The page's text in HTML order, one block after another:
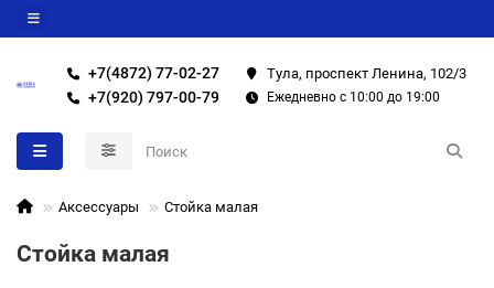
+7(4872) 77-02-27
+7(920) 797-00-79
Тула, проспект Ленина, 102/3
Ежедневно с 10:00 до 19:00
Аксессуары Стойка малая
Стойка малая